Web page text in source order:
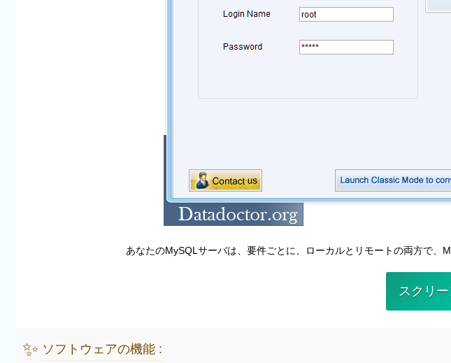
あなたのMySQLサーバは、要件ごとに、ローカルとリモートの両方で、
スクリ
✨ ソフトウェアの機能 :